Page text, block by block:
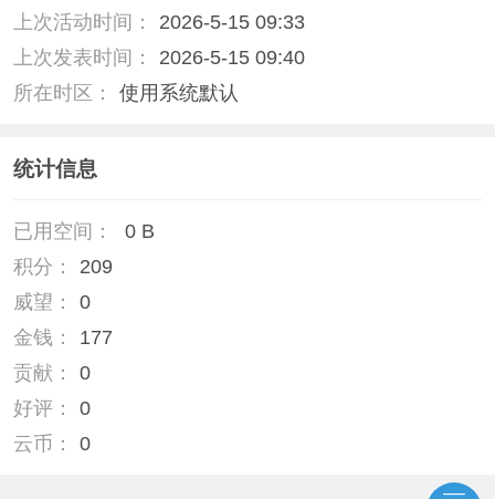
上次活动时间：
2026-5-15 09:33
上次发表时间：
2026-5-15 09:40
所在时区：
使用系统默认
统计信息
已用空间：
0 B
积分：
209
威望：
0
金钱：
177
贡献：
0
好评：
0
云币：
0